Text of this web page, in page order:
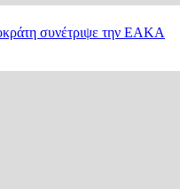
συνέτριψε την ΕΑΚΑ